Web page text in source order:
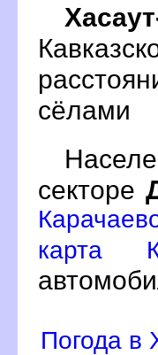
сёлами
секторе
карта
Погода в